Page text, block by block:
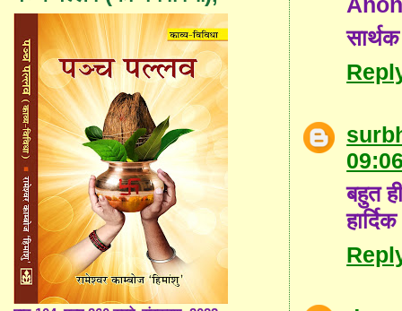
सार्थक
बहुत